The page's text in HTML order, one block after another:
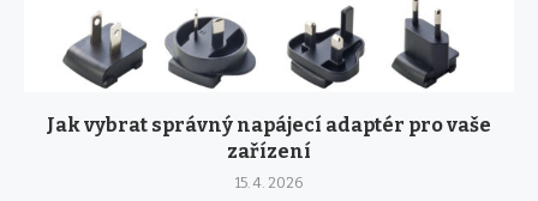
Jak vybrat správný napájecí adaptér pro vaše
zařízení
15. 4. 2026